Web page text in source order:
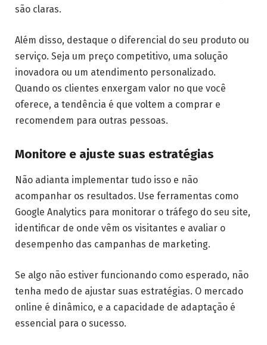
são claras.
Além disso, destaque o diferencial do seu produto ou
serviço. Seja um preço competitivo, uma solução
inovadora ou um atendimento personalizado.
Quando os clientes enxergam valor no que você
oferece, a tendência é que voltem a comprar e
recomendem para outras pessoas.
Monitore e ajuste suas estratégias
Não adianta implementar tudo isso e não
acompanhar os resultados. Use ferramentas como
Google Analytics para monitorar o tráfego do seu site,
identificar de onde vêm os visitantes e avaliar o
desempenho das campanhas de marketing.
Se algo não estiver funcionando como esperado, não
tenha medo de ajustar suas estratégias. O mercado
online é dinâmico, e a capacidade de adaptação é
essencial para o sucesso.